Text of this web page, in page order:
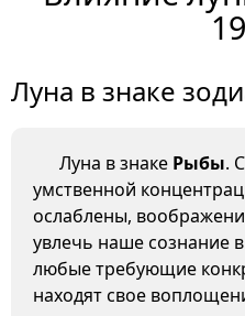
Луна в знаке
Луна в знаке Рыбы.
умственной
ослаблены,
увлечь наше сознание
любые требующие
находят свое